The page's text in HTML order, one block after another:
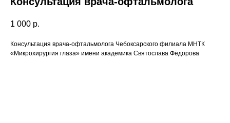
1 000 р.
Консультация врача-офтальмолога Чебоксарского филиала МНТК
«Микрохирургия глаза» имени академика Святослава Фёдорова